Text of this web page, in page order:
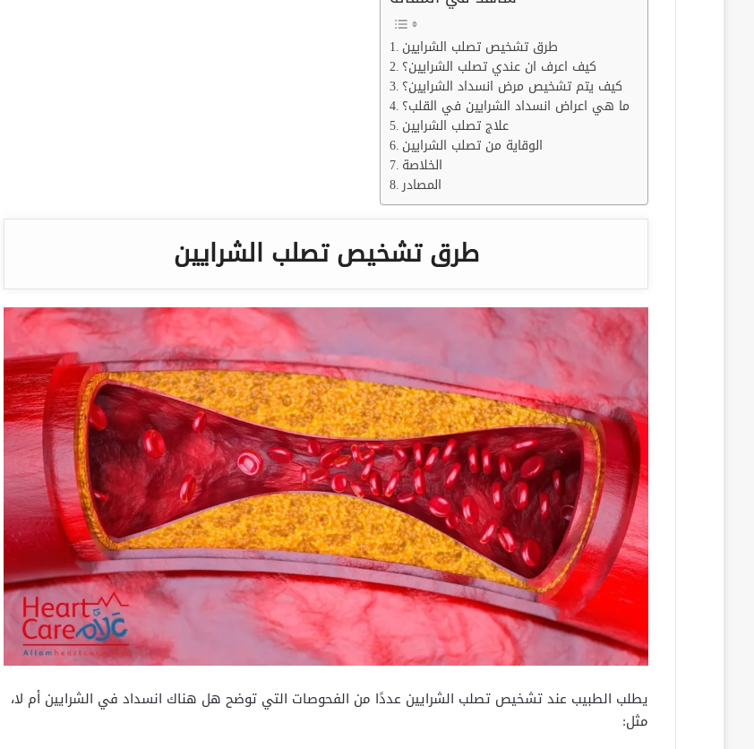
طرق تشخيص تصلب الشرايين
كيف اعرف ان عندي تصلب الشرايين؟
كيف يتم تشخيص مرض انسداد الشرايين؟
ما هي اعراض انسداد الشرايين في القلب؟
علاج تصلب الشرايين
الوقاية من تصلب الشرايين
الخلاصة
المصادر
طرق تشخيص تصلب الشرايين
يطلب الطبيب عند تشخيص تصلب الشرايين عددًا من الفحوصات التي توضح هل هناك انسداد في الشرايين أم لا،
مثل: